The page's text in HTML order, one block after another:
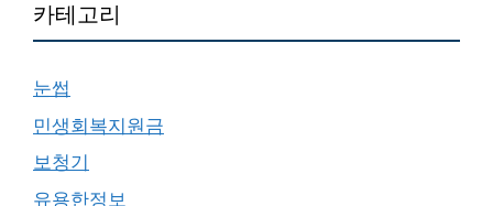
카테고리
눈썹
민생회복지원금
보청기
유용한정보